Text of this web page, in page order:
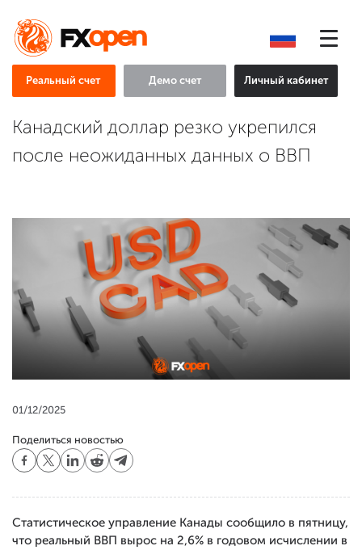
Реальный счет Демо счет Личный кабинет
Канадский доллар резко укрепился
после неожиданных данных о ВВП
01/12/2025
Поделиться новостью
Статистическое управление Канады сообщило в пятницу,
что реальный ВВП вырос на 2,6% в годовом исчислении в